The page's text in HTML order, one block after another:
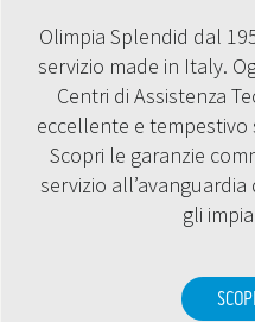
Olimpia Splendid dal
servizio made in Italy.
Centri di Assistenza
eccellente e
Scopri le garanzie
servizio
gli